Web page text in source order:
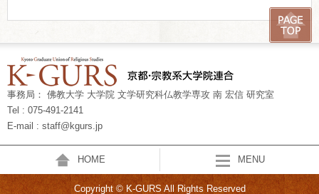
事務局： 佛教大学 大学院 文学研究科仏教学専攻 南 宏信 研究室
Tel : 075-491-2141
E-mail : staff@kgurs.jp
HOME MENU
Copyright © K-GURS All Rights Reserved